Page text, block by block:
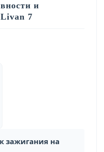
и
Livan 7
зажигания на